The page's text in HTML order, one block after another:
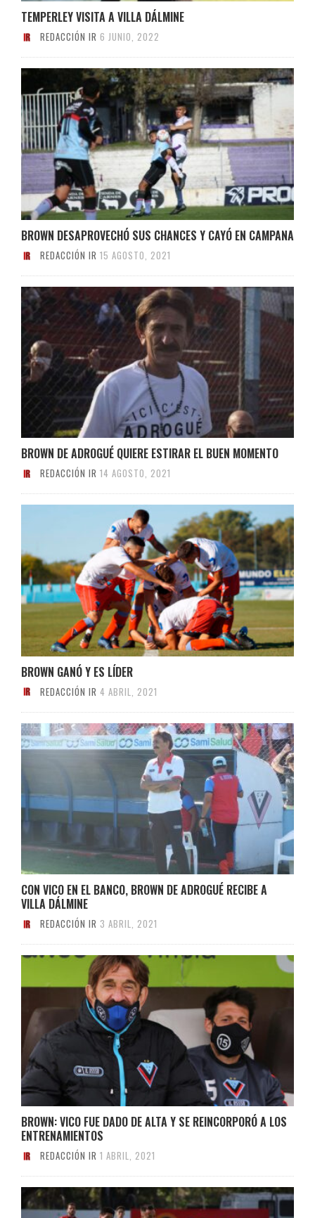
TEMPERLEY VISITA A VILLA DÁLMINE
REDACCIÓN IR 6 JUNIO, 2022
BROWN DESAPROVECHÓ SUS CHANCES Y CAYÓ EN CAMPANA
REDACCIÓN IR 15 AGOSTO, 2021
BROWN DE ADROGUÉ QUIERE ESTIRAR EL BUEN MOMENTO
REDACCIÓN IR 14 AGOSTO, 2021
BROWN GANÓ Y ES LÍDER
REDACCIÓN IR 4 ABRIL, 2021
CON VICO EN EL BANCO, BROWN DE ADROGUÉ RECIBE A
VILLA DÁLMINE
REDACCIÓN IR 3 ABRIL, 2021
BROWN: VICO FUE DADO DE ALTA Y SE REINCORPORÓ A LOS
ENTRENAMIENTOS
REDACCIÓN IR 1 ABRIL, 2021